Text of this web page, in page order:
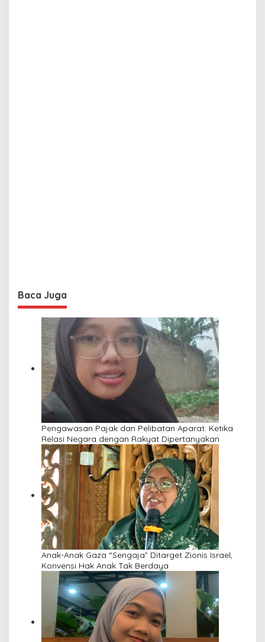
Baca Juga
Pengawasan Pajak dan Pelibatan Aparat: Ketika
Relasi Negara dengan Rakyat Dipertanyakan
Anak-Anak Gaza “Sengaja” Ditarget Zionis Israel,
Konvensi Hak Anak Tak Berdaya